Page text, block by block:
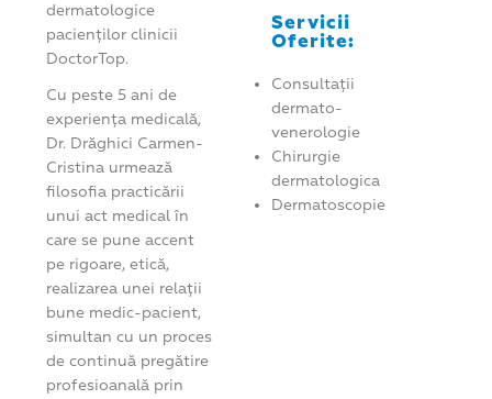
dermatologice
pacienților clinicii
DoctorTop.
Cu peste 5 ani de
experiența medicală,
Dr. Drăghici Carmen-
Cristina urmează
filosofia practicării
unui act medical în
care se pune accent
pe rigoare, etică,
realizarea unei relații
bune medic-pacient,
simultan cu un proces
de continuă pregătire
profesioanală prin
Servicii
Oferite:
Consultații
dermato-
venerologie
Chirurgie
dermatologica
Dermatoscopie